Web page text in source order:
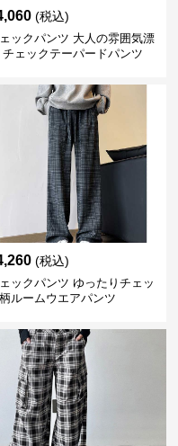
(税込)
ックパンツ 大人の雰囲気漂
チェックテーパードパンツ
(税込)
ックパンツ ゆったりチェッ
ルームウエアパンツ